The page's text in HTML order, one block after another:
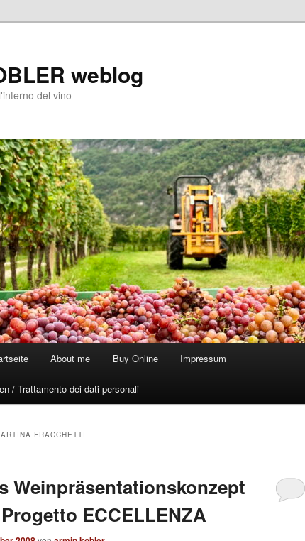
weblog
del vino
About me Buy Online Impressum
/ Trattamento dei dati personali
FRACCHETTI
Weinpräsentationskonzept
ECCELLENZA